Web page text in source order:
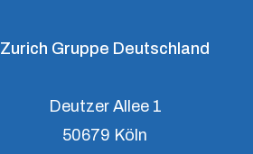
Zurich Gruppe Deutschland
Deutzer Allee 1
50679 Köln